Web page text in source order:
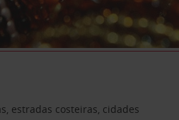
estradas costeiras, cidades